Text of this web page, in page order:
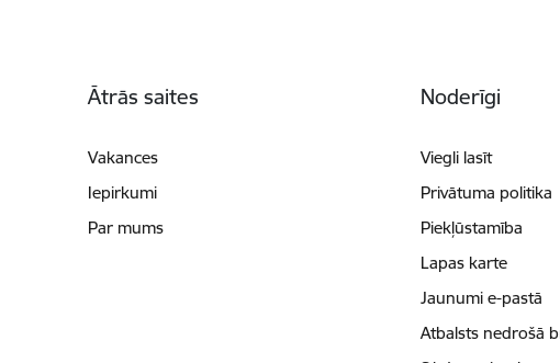
Ātrās saites
Vakances
Iepirkumi
Par mums
Noderīgi
Viegli lasīt
Privātuma politika
Piekļūstamība
Lapas karte
Jaunumi e-pastā
Atbalsts nedrošā